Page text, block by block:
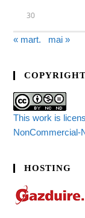
30
« mart. mai »
COPYRIGHT
This work is
NonCommercial-
HOSTING